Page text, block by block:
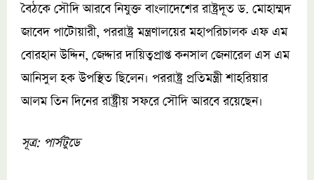
বৈঠকে সৌদি আরবে নিযুক্ত বাংলাদেশের রাষ্ট্রদূত ড. মোহাম্মদ
জাবেদ পাটোয়ারী, পররাষ্ট্র মন্ত্রণালয়ের মহাপরিচালক এফ এম
বোরহান উদ্দিন, জেদ্দার দায়িত্বপ্রাপ্ত কনসাল জেনারেল এস এম
আনিসুল হক উপস্থিত ছিলেন। পররাষ্ট্র প্রতিমন্ত্রী শাহরিয়ার
আলম তিন দিনের রাষ্ট্রীয় সফরে সৌদি আরবে রয়েছেন।
সূত্র: পার্সটুডে